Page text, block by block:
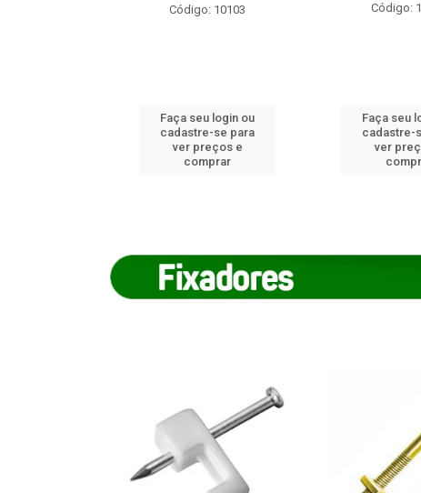
Código: 10103
Faça seu login ou
cadastre-se para
ver preços e
comprar
Código:
Faça seu
cadastre-
ver